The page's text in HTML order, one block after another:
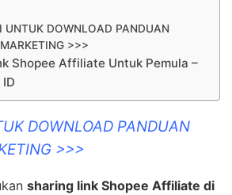
UNTUK DOWNLOAD PANDUAN
>>>
Shopee Affiliate Untuk Pemula –
DOWNLOAD PANDUAN
>>>
sharing link Shopee Affiliate di